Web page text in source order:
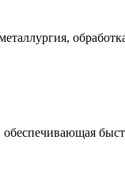
обеспечивающая